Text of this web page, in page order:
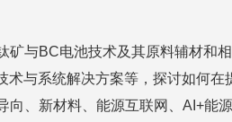
与BC电池技术及其原料辅材和
与系统解决方案等，探讨如何
、新材料、能源互联网、AI+能